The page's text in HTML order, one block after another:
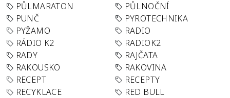
PŮLMARATON
PŮLNOČNÍ
PUNČ
PYROTECHNIKA
PYŽAMO
RADIO
RÁDIO K2
RADIOK2
RADY
RAJČATA
RAKOUSKO
RAKOVINA
RECEPT
RECEPTY
RECYKLACE
RED BULL